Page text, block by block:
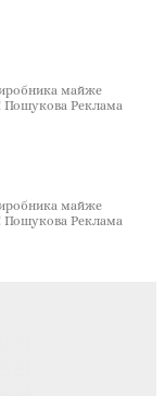
майже
Пошукова Реклама
майже
Пошукова Реклама